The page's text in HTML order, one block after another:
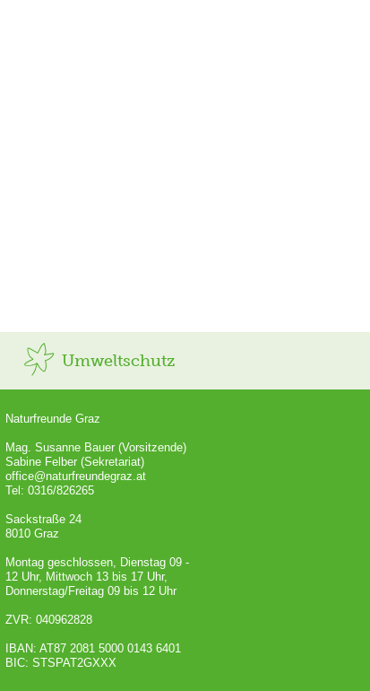
Umweltschutz
Naturfreunde Graz
Mag. Susanne Bauer (Vorsitzende)
Sabine Felber (Sekretariat)
office@naturfreundegraz.at
Tel: 0316/826265
Sackstraße 24
8010 Graz
Montag geschlossen, Dienstag 09 -
12 Uhr, Mittwoch 13 bis 17 Uhr,
Donnerstag/Freitag 09 bis 12 Uhr
ZVR: 040962828
IBAN: AT87 2081 5000 0143 6401
BIC: STSPAT2GXXX